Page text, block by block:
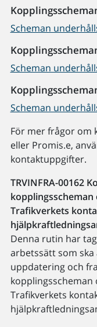
Scheman
Scheman
Scheman
För mer frågor om
eller Promis.e,
kontaktuppgifter.
TRVINFRA-00162
Trafikverkets
Denna rutin har
arbetssätt som
uppdatering och
Trafikverkets